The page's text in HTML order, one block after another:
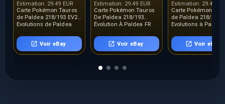
Estimation: 29.49 EUR
Carte Pokémon Tauros
de Paldea 218/193 EV2
Evolutions de Paldea
Voir eBay
Estimation: 29.49 EUR
Carte Pokémon Tauros
De Paldea 218/193
Évolution À Paldea FR
Voir eBay
Estimation: 29.49
Carte Pokémon :
de Paldea 218/193
Evolutions à Paldéa
Voir eBay